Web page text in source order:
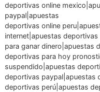
deportivas online
paypal|apuestas
deportivas online
internet|apuestas
para ganar dinero|apuestas
deportivas para hoy
suspendido|apuestas
deportivas paypal|apuestas
deportivas perú|apuestas